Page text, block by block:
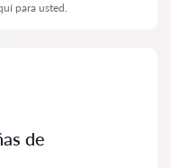
para usted.
de